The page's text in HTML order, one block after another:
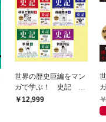
世界の歴史巨編をマン
ガで学ぶ！ 史記 大
合本12,999